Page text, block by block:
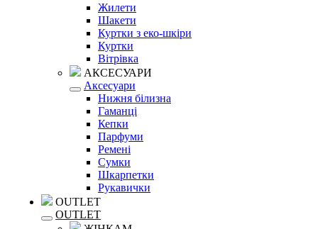
Жилети
Шакети
Куртки з еко-шкіри
Куртки
Вітрівка
АКСЕСУАРИ
Аксесуари
Нижня білизна
Гаманці
Кепки
Парфуми
Ремені
Сумки
Шкарпетки
Рукавички
OUTLET
OUTLET